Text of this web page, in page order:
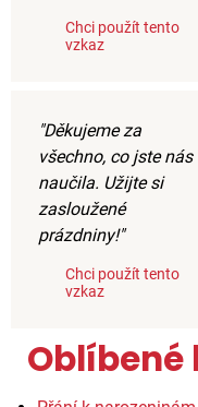
Chci použít tento
vzkaz
"Děkujeme za
všechno, co jste nás
naučila. Užijte si
zasloužené
prázdniny!"
Chci použít tento
vzkaz